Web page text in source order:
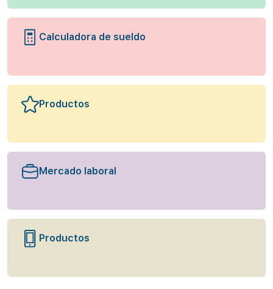
Calculadora de sueldo
Productos
Mercado laboral
Productos